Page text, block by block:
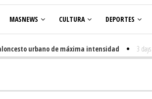
MASNEWS CULTURA DEPORTES
urbano de máxima intensidad 3 days ago -